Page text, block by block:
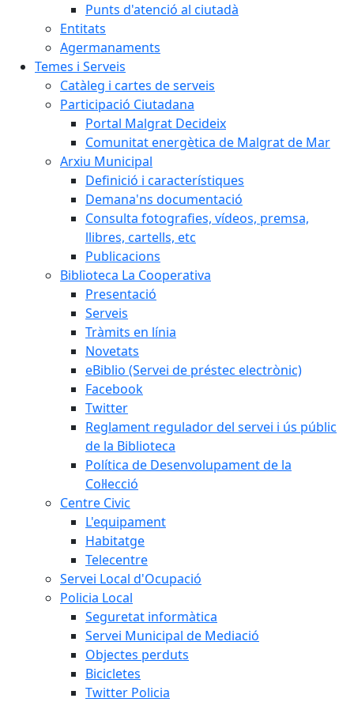
Punts d'atenció al ciutadà
Entitats
Agermanaments
Temes i Serveis
Catàleg i cartes de serveis
Participació Ciutadana
Portal Malgrat Decideix
Comunitat energètica de Malgrat de Mar
Arxiu Municipal
Definició i característiques
Demana'ns documentació
Consulta fotografies, vídeos, premsa,
llibres, cartells, etc
Publicacions
Biblioteca La Cooperativa
Presentació
Serveis
Tràmits en línia
Novetats
eBiblio (Servei de préstec electrònic)
Facebook
Twitter
Reglament regulador del servei i ús públic
de la Biblioteca
Política de Desenvolupament de la
Col·lecció
Centre Civic
L'equipament
Habitatge
Telecentre
Servei Local d'Ocupació
Policia Local
Seguretat informàtica
Servei Municipal de Mediació
Objectes perduts
Bicicletes
Twitter Policia